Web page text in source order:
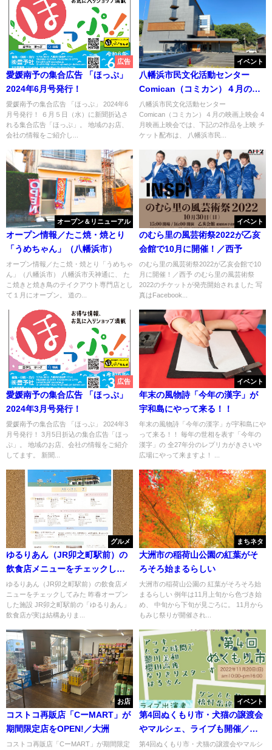
広告
愛媛南予の集合広告 「ほっぷ」
2024年6月号発行！
愛媛南予の集合広告 「ほっぷ」 2024年6
月号発行！ ６月５日（水）に新聞折込さ
れる集合広告「ほっぷ」。 地域のお店、
会社の情報をご紹介し...
イベント
八幡浜市民文化活動センター
Comican（コミカン）４月の映
画上映会
八幡浜市民文化活動センター
Comican（コミカン）４月の映画上映会 4
月映画上映会では、下記の2作品を上映 チ
ケット配布は、 八幡浜市民...
オープン＆リニューアル
オープン情報／たこ焼・焼とり
「うめちゃん」（八幡浜市）
オープン情報／たこ焼・焼とり「うめちゃ
ん」（八幡浜市） 八幡浜市天神通に、 た
こ焼きと焼き鳥のテイクアウト専門店とし
て１月にオープン。 道の...
イベント
のむら里の風芸術祭2022が乙亥
会館で10月に開催！／西予
のむら里の風芸術祭2022が乙亥会館で10
月に開催！／西予 のむら里の風芸術祭
2022のチケットが発売開始されました 写
真はFacebook...
広告
愛媛南予の集合広告 「ほっぷ」
2024年3月号発行！
愛媛南予の集合広告 「ほっぷ」 2024年3
月号発行！ 3月5日折込の集合広告「ほっ
ぷ」。 地域のお店、会社の情報をご紹介
してます。 新聞...
イベント
年末の風物詩「今年の漢字」が
宇和島にやって来る！！
年末の風物詩「今年の漢字」が宇和島にや
って来る！！ 毎年の世相を表す「今年の
漢字」の 全27年分のレプリカがきさいや
広場にやって来ますよ！ ...
グルメ
ゆるりあん（JR卯之町駅前）の
飲食店メニューをチェックして
みた
ゆるりあん（JR卯之町駅前）の飲食店メ
ニューをチェックしてみた 昨春オープン
した施設 JR卯之町駅前の「ゆるりあん」
飲食店が実は結構ありま...
まちネタ
大洲市の稲荷山公園の紅葉がそ
ろそろ始まるらしい
大洲市の稲荷山公園の 紅葉がそろそろ始
まるらしい 例年は11月上旬から色づき始
め、 中旬から下旬が見ごろに。 11月から
もみじ祭りが開催され...
お店
コストコ再販店「CーMART」が
期間限定店をOPEN!／大洲
コストコ再販店「CーMART」が期間限定
イベント
第4回ぬくもり市・犬猫の譲渡会
やマルシェ、ライブも開催／大
洲
第4回ぬくもり市・犬猫の譲渡会やマルシ